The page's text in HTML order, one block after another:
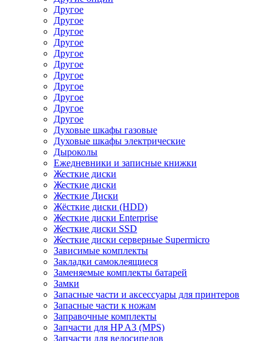
Другое
Другое
Другое
Другое
Другое
Другое
Другое
Другое
Другое
Другое
Другое
Духовые шкафы газовые
Духовые шкафы электрические
Дыроколы
Ежедневники и записные книжки
Жесткие диски
Жесткие диски
Жесткие Диски
Жёсткие диски (HDD)
Жесткие диски Enterprise
Жесткие диски SSD
Жесткие диски серверные Supermicro
Зависимые комплекты
Закладки самоклеящиеся
Заменяемые комплекты батарей
Замки
Запасные части и аксессуары для принтеров
Запасные части к ножам
Заправочные комплекты
Запчасти для HP A3 (MPS)
Запчасти для велосипедов